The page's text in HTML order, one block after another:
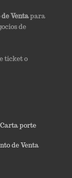
Ventapara
de
ticket o
porte
de Venta